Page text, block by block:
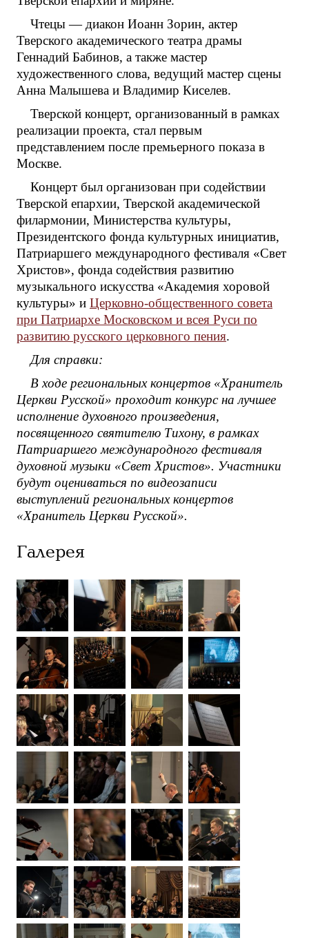
Чтецы — диакон Иоанн Зорин, актер
Тверского академического театра драмы
Геннадий Бабинов, а также мастер
художественного слова, ведущий мастер сцены
Анна Малышева и Владимир Киселев.
Тверской концерт, организованный в рамках
реализации проекта, стал первым
представлением после премьерного показа в
Москве.
Концерт был организован при содействии
Тверской епархии, Тверской академической
филармонии, Министерства культуры,
Президентского фонда культурных инициатив,
Патриаршего международного фестиваля «Свет
Христов», фонда содействия развитию
музыкального искусства «Академия хоровой
культуры» и Церковно-общественного совета
при Патриархе Московском и всея Руси по
развитию русского церковного пения.
Для справки:
В ходе региональных концертов «Хранитель
Церкви Русской» проходит конкурс на лучшее
исполнение духовного произведения,
посвященного святителю Тихону, в рамках
Патриаршего международного фестиваля
духовной музыки «Свет Христов». Участники
будут оцениваться по видеозаписи
выступлений региональных концертов
«Хранитель Церкви Русской».
Галерея